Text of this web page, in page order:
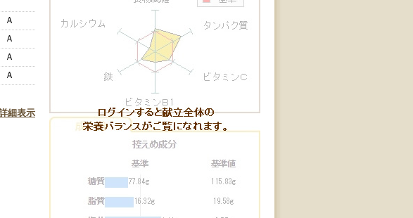
Ａ
Ａ
Ａ
Ａ
細表示